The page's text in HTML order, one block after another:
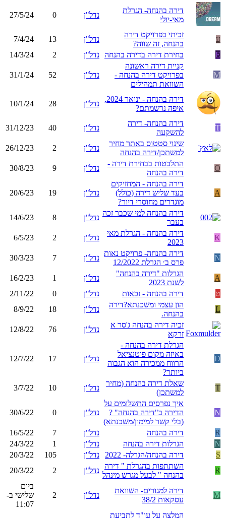
דירה בהנחה- הגרלת
מאי-יולי
נדל"ן 0
27/5/24
ע
זכיתי בפרויקט דירה
בהנחה, זה שווה?
נדל"ן 13
7/4/24
E
בחירת דירה בדירה בהנחה נדל"ן 2
14/3/24
M
קניית דירה ראשונה
בפרויקט דירה בהנחה -
השוואת תמהילים
נדל"ן 52
31/1/24
דירה בהנחה - ינואר 2024,
איפה נרשמתם?
נדל"ן 28
10/1/24
T
דירה בהנחה- דירה
להשקעה
נדל"ן 40
31/12/23
שינוי סטטוס באתר מחיר
למשתכן/דירה בהנחה
נדל"ן 2
26/12/23
O
התלבטות בבחירת דירה -
דירה בהנחה
נדל"ן 9
30/8/23
A
דירה בהנחה - המחזיקים
בעד שליש דירה (כולל)
מוגדרים מחוסרי דיור?
נדל"ן 19
20/6/23
דירה בהנחה למי שכבר זכה
בעבר
נדל"ן 8
14/6/23
K
דירה בהנחה - הגרלת מאי
2023
נדל"ן 2
6/5/23
N
דירה בהנחה- פרויקט נאות
פרס ב׳ הגרלת 12/2022
נדל"ן 7
30/3/23
A
הגרלות "דירה בהנחה"
לשנת 2023
נדל"ן 1
16/2/23
ט
דירה בהנחה - זכאות נדל"ן 0
2/11/22
L
הון עצמי ומשכנתא?דירה
בהנחה.
נדל"ן 18
8/9/22
זכיה דירה בהנחה ג'סר א
זרקא
נדל"ן 76
12/8/22
D
הגרלת דירה בהנחה -
באיזה מקום פוטנציאל
הרווח ממכירה הוא הגבוה
ביותר?
נדל"ן 17
12/7/22
T
שאלת דירה בהנחה (מחיר
למשתכן)
נדל"ן 10
3/7/22
N
איך נפרסים התשלומים על
הדירה ב"דירה בהנחה" ?
(בלי קשר למימון/משכנתא)
נדל"ן 0
30/6/22
R דירה בהנחה נדל"ן 7
16/5/22
N
הגרלות דירה בהנחה נדל"ן 1
24/3/22
S
דירה בהנחה/הגרלה- 2022 נדל"ן 105
20/3/22
R
השתתפות בהגרלת " דירה
בהנחה " לבעל מגרש מינהל
נדל"ן 2
20/3/22
M
דירה למגורים- השוואת
עסקאות 38/2
נדל"ן 2
ביום
שלישי ב-
11:07
המלצה על עו"ד לתביעת